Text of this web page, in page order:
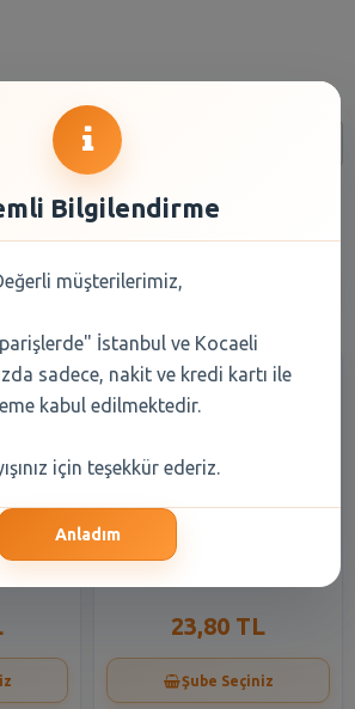
Reyon Seçiniz
180
Pınar Süt Kido Çilekli 180 ml
23,80 TL
Şube Seçiniz
Bilgilendirme
müşterilerimiz,
İstanbul ve Kocaeli
sadece, nakit ve kredi kartı ile
kabul edilmektedir.
için teşekkür ederiz.
Anladım